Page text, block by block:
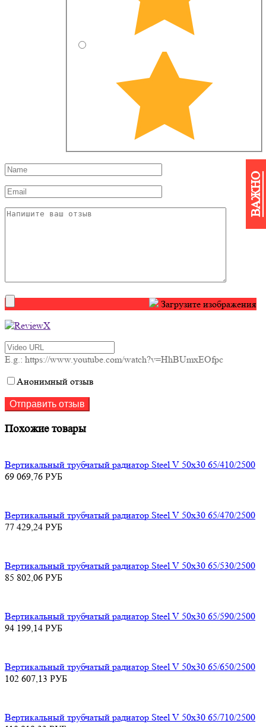
ВАЖНО
Загрузите изображения
E.g.: https://www.youtube.com/watch?v=HhBUmxEOfpc
Анонимный отзыв
Похожие товары
Вертикальный трубчатый радиатор Steel V 50х30 65/410/2500
69 069,76 РУБ
Вертикальный трубчатый радиатор Steel V 50х30 65/470/2500
77 429,24 РУБ
Вертикальный трубчатый радиатор Steel V 50х30 65/530/2500
85 802,06 РУБ
Вертикальный трубчатый радиатор Steel V 50х30 65/590/2500
94 199,14 РУБ
Вертикальный трубчатый радиатор Steel V 50х30 65/650/2500
102 607,13 РУБ
Вертикальный трубчатый радиатор Steel V 50х30 65/710/2500